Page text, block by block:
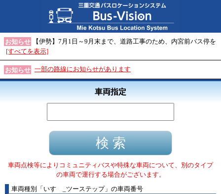
お知らせ
【伊勢】7月1日～9月末まで、道路工事のため、内宮前バス停を
[すべてを表示]
お知らせ 一部の路線にお知らせがあります
車両指定
車両点検等によりコミュニティバスや特殊な車両について、別のタイプ
の車両で運行する場合がございます。
車両種別
「 いすゞ_ツーステップ」 の車両番号